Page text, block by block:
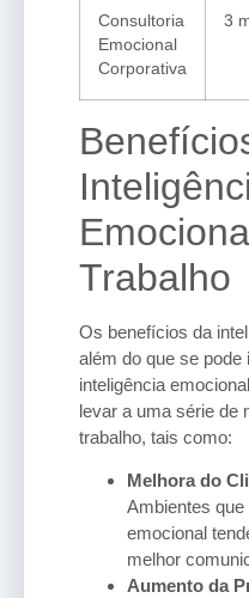
Consultoria
Emocional
Corporativa
3
Trabalho
Os benefícios da
além do que se pode
inteligência
levar a uma série de
trabalho, tais como:
Melhora do
Ambientes
emocional
melhor
Aumento da